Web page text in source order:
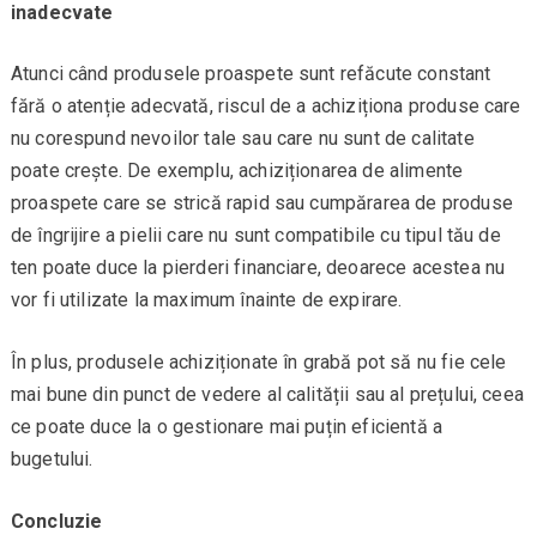
inadecvate
Atunci când produsele proaspete sunt refăcute constant
fără o atenție adecvată, riscul de a achiziționa produse care
nu corespund nevoilor tale sau care nu sunt de calitate
poate crește. De exemplu, achiziționarea de alimente
proaspete care se strică rapid sau cumpărarea de produse
de îngrijire a pielii care nu sunt compatibile cu tipul tău de
ten poate duce la pierderi financiare, deoarece acestea nu
vor fi utilizate la maximum înainte de expirare.
În plus, produsele achiziționate în grabă pot să nu fie cele
mai bune din punct de vedere al calității sau al prețului, ceea
ce poate duce la o gestionare mai puțin eficientă a
bugetului.
Concluzie